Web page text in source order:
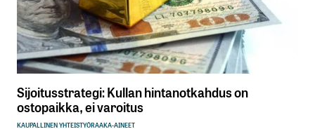
Sijoitusstrategi: Kullan hintanotkahdus on
ostopaikka, ei varoitus
KAUPALLINEN YHTEISTYÖRAAKA-AINEET